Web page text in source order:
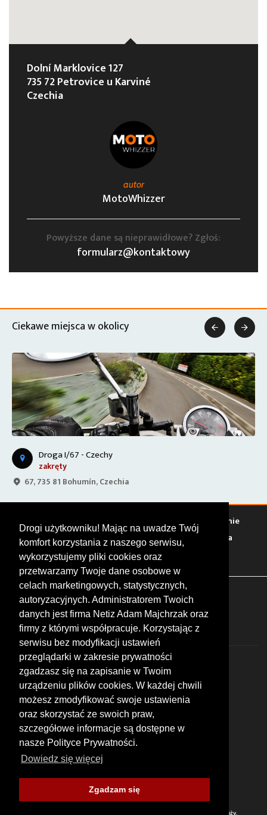
Drogi użytkowniku! Mając na uwadze Twój
komfort korzystania z naszego serwisu,
wykorzystujemy pliki cookies oraz
przetwarzamy Twoje dane osobowe w
celach marketingowych, statystycznych,
autoryzacyjnych. Administratorem Twoich
danych jest firma Netiz Adam Majchrzak oraz
firmy z którymi współpracuje. Korzystając z
serwisu bez modyfikacji ustawień
przeglądarki w zakresie prywatności
zgadzasz się na zapisanie w Twoim
urządzeniu plików cookies. W każdej chwili
możesz zmodyfikować swoje ustawienia
oraz skorzystać ze swoich praw,
szczegółowe informacje są dostępne w
nasze Polityce Prywatności.
Dowiedz się więcej
Zgadzam się
Dolní Marklovice 127
735 72 Petrovice u Karviné
Czechia
autor
MotoWhizzer
Powyższe dane są nieprawidłowe? Zgłoś:
formularz@kontaktowy
Ciekawe miejsca w okolicy
Droga I/67 - Czechy
zakręty
67, 735 81 Bohumín, Czechia
 
Warto zobaczyć Serwisy Stacje paliw
Jedzenie
Bary Zakwaterowanie Tory Zloty Rajdy
Spotkania
Targi Giełdy Szkolenia
FOLLOW US
© 2026 by MotoWhizzer.com
All rights reserved.
KONTAKT
ul. Chopina 16, I piętro
47-400 Racibórz
MOTOWHIZZER.COM